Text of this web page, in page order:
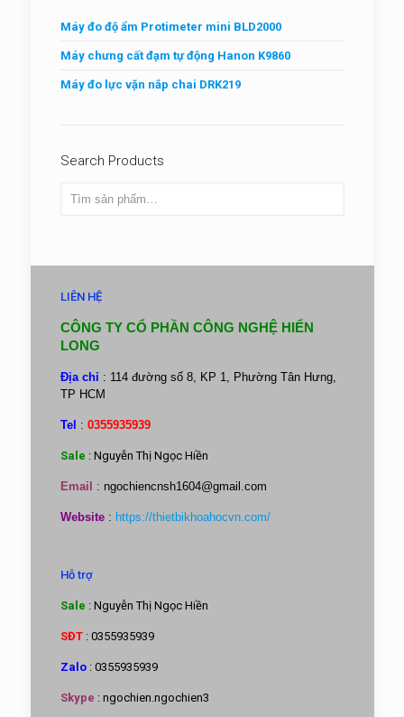
Máy đo độ ẩm Protimeter mini BLD2000
Máy chưng cất đạm tự động Hanon K9860
Máy đo lực vặn nắp chai DRK219
Search Products
LIÊN HỆ
CÔNG TY CỔ PHẦN CÔNG NGHỆ HIỂN
LONG
Địa chỉ : 114 đường số 8, KP 1, Phường Tân Hưng,
TP HCM
Tel : 0355935939
Sale : Nguyễn Thị Ngọc Hiền
Email : ngochiencnsh1604@gmail.com
Website : https://thietbikhoahocvn.com/
Hỗ trợ
Sale : Nguyễn Thị Ngọc Hiền
SĐT: 0355935939
Zalo : 0355935939
Skype : ngochien.ngochien3